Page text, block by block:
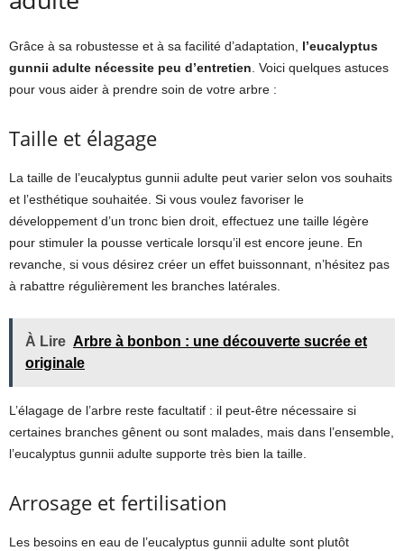
Grâce à sa robustesse et à sa facilité d’adaptation, l’eucalyptus
gunnii adulte nécessite peu d’entretien. Voici quelques astuces
pour vous aider à prendre soin de votre arbre :
Taille et élagage
La taille de l’eucalyptus gunnii adulte peut varier selon vos souhaits
et l’esthétique souhaitée. Si vous voulez favoriser le
développement d’un tronc bien droit, effectuez une taille légère
pour stimuler la pousse verticale lorsqu’il est encore jeune. En
revanche, si vous désirez créer un effet buissonnant, n’hésitez pas
à rabattre régulièrement les branches latérales.
À Lire Arbre à bonbon : une découverte sucrée et
originale
L’élagage de l’arbre reste facultatif : il peut-être nécessaire si
certaines branches gênent ou sont malades, mais dans l’ensemble,
l’eucalyptus gunnii adulte supporte très bien la taille.
Arrosage et fertilisation
Les besoins en eau de l’eucalyptus gunnii adulte sont plutôt